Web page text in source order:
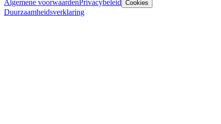
Algemene voorwaarden Privacybeleid Cookies
Duurzaamheidsverklaring